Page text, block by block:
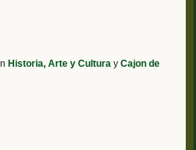
Historia, Arte y Cultura y Cajon de